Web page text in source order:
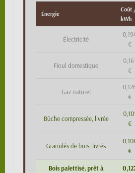
Énergie
Coût
kWh
Électricité
€
Fioul domestique
€
Gaz naturel
€
Bûche compressée, livrée
€
Granulés de bois, livrés
€
Bois palettisé, prêt à